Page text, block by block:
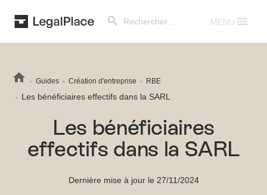
for:
MENU
Guides Création d'entreprise RBE
Les bénéficiaires effectifs dans la SARL
Les bénéficiaires
effectifs dans la SARL
Dernière mise à jour le 27/11/2024